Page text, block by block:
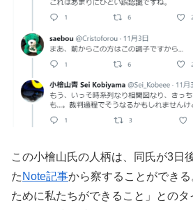
この小檜山氏の人柄は、同氏が3日
た Note記事から察することができ
ために私たちができること」との